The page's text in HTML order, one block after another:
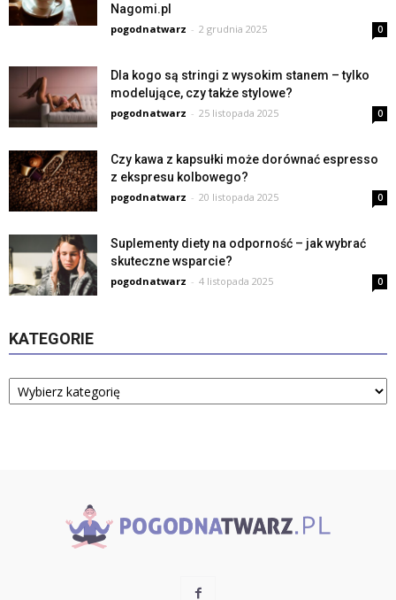
Nagomi.pl
pogodnatwarz - 2 grudnia 2025 0
Dla kogo są stringi z wysokim stanem – tylko
modelujące, czy także stylowe?
pogodnatwarz - 25 listopada 2025 0
Czy kawa z kapsułki może dorównać espresso
z ekspresu kolbowego?
pogodnatwarz - 20 listopada 2025 0
Suplementy diety na odporność – jak wybrać
skuteczne wsparcie?
pogodnatwarz - 4 listopada 2025 0
KATEGORIE
Kategorie